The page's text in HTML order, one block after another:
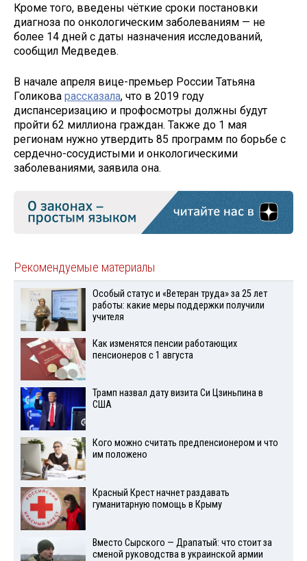
Кроме того, введены чёткие сроки постановки
диагноза по онкологическим заболеваниям — не
более 14 дней с даты назначения исследований,
сообщил Медведев.
В начале апреля вице-премьер России Татьяна
Голикова рассказала, что в 2019 году
диспансеризацию и профосмотры должны будут
пройти 62 миллиона граждан. Также до 1 мая
регионам нужно утвердить 85 программ по борьбе с
сердечно-сосудистыми и онкологическими
заболеваниями, заявила она.
Рекомендуемые материалы
Особый статус и «Ветеран труда» за 25 лет
работы: какие меры поддержки получили
учителя
Как изменятся пенсии работающих
пенсионеров с 1 августа
Трамп назвал дату визита Си Цзиньпина в
США
Кого можно считать предпенсионером и что
им положено
Красный Крест начнет раздавать
гуманитарную помощь в Крыму
Вместо Сырского — Драпатый: что стоит за
сменой руководства в украинской армии